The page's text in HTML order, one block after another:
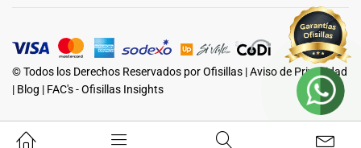
© Todos los Derechos Reservados por Ofisillas |Aviso de Privacidad
| Blog | FAC's - Ofisillas Insights